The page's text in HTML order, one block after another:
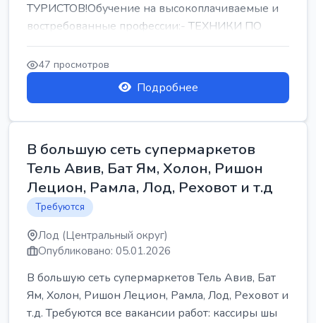
ТУРИСТОВ!Обучение на высокоплачиваемые и
востребованные профессии:- ТЕХНИКИ ПО
РЕМОНТУ КОНДИЦИОНЕРОВ-...
47 просмотров
Подробнее
В большую сеть супермаркетов
Тель Авив, Бат Ям, Холон, Ришон
Лецион, Рамла, Лод, Реховот и т.д
Требуются
Лод (Центральный округ)
Опубликовано: 05.01.2026
В большую сеть супермаркетов Тель Авив, Бат
Ям, Холон, Ришон Лецион, Рамла, Лод, Реховот и
т.д. Требуются все вакансии работ: кассиры шы